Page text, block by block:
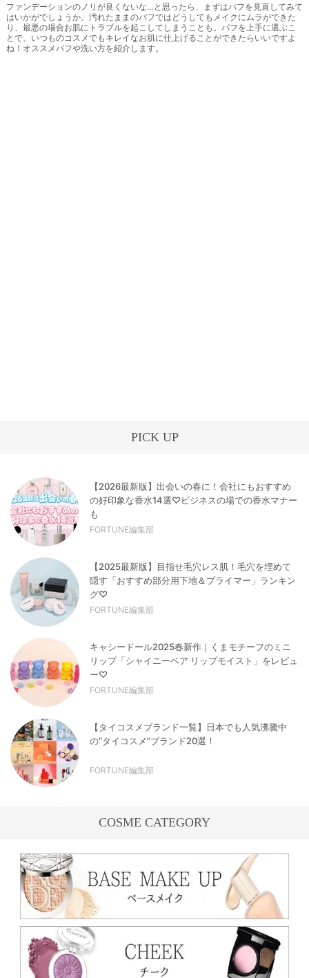
ファンデーションのノリが良くないな…と思ったら、まずはパフを見直してみて
はいかがでしょうか。汚れたままのパフではどうしてもメイクにムラができた
り、最悪の場合お肌にトラブルを起こしてしまうことも。パフを上手に選ぶこ
とで、いつものコスメでもキレイなお肌に仕上げることができたらいいですよ
ね！オススメパフや洗い方を紹介します。
PICK UP
【2026最新版】出会いの春に！会社にもおすすめ
の好印象な香水14選♡ビジネスの場での香水マナー
も
FORTUNE編集部
【2025最新版】目指せ毛穴レス肌！毛穴を埋めて
隠す「おすすめ部分用下地＆プライマー」ランキン
グ♡
FORTUNE編集部
キャシードール2025春新作｜くまモチーフのミニ
リップ「シャイニーベア リップモイスト」をレビュ
ー♡
FORTUNE編集部
【タイコスメブランド一覧】日本でも人気沸騰中
の“タイコスメ”ブランド20選！
FORTUNE編集部
COSME CATEGORY